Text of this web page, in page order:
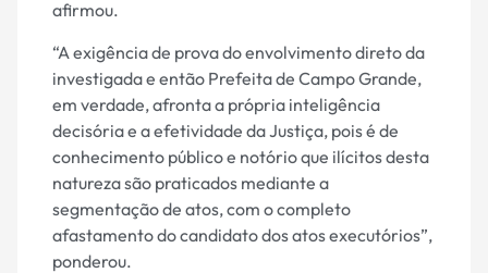
afirmou.
“A exigência de prova do envolvimento direto da
investigada e então Prefeita de Campo Grande,
em verdade, afronta a própria inteligência
decisória e a efetividade da Justiça, pois é de
conhecimento público e notório que ilícitos desta
natureza são praticados mediante a
segmentação de atos, com o completo
afastamento do candidato dos atos executórios”,
ponderou.